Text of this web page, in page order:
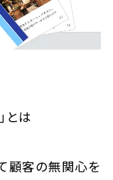
とは
顧客の無関心を